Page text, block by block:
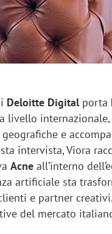
Deloitte Digital porta
livello internazionale,
e
intervista, Viora
Acneall’interno
artificiale sta
e partner
del mercato